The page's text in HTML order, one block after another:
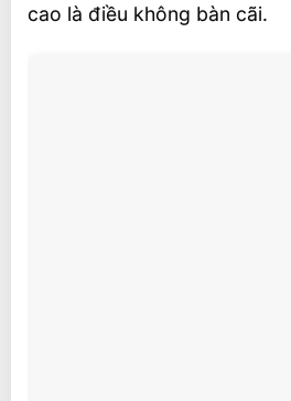
cao là điều không bàn cãi.